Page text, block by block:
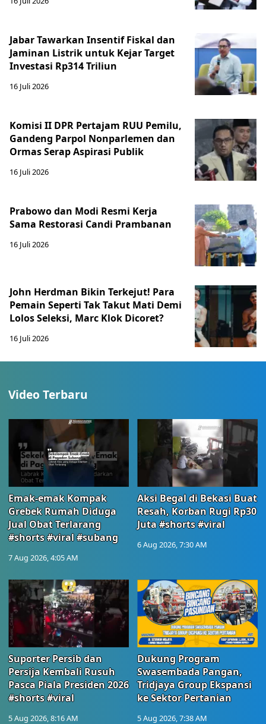
Jabar Tawarkan Insentif Fiskal dan
Jaminan Listrik untuk Kejar Target
Investasi Rp314 Triliun
16 Juli 2026
Komisi II DPR Pertajam RUU Pemilu,
Gandeng Parpol Nonparlemen dan
Ormas Serap Aspirasi Publik
16 Juli 2026
Prabowo dan Modi Resmi Kerja
Sama Restorasi Candi Prambanan
16 Juli 2026
John Herdman Bikin Terkejut! Para
Pemain Seperti Tak Takut Mati Demi
Lolos Seleksi, Marc Klok Dicoret?
16 Juli 2026
Video Terbaru
Emak-emak Kompak
Grebek Rumah Diduga
Jual Obat Terlarang
#shorts #viral #subang
7 Aug 2026, 4:05 AM
Aksi Begal di Bekasi Buat
Resah, Korban Rugi Rp30
Juta #shorts #viral
6 Aug 2026, 7:30 AM
Suporter Persib dan
Persija Kembali Rusuh
Pasca Piala Presiden 2026
#shorts #viral
5 Aug 2026, 8:16 AM
Dukung Program
Swasembada Pangan,
Tridjaya Group Ekspansi
ke Sektor Pertanian
5 Aug 2026, 7:38 AM